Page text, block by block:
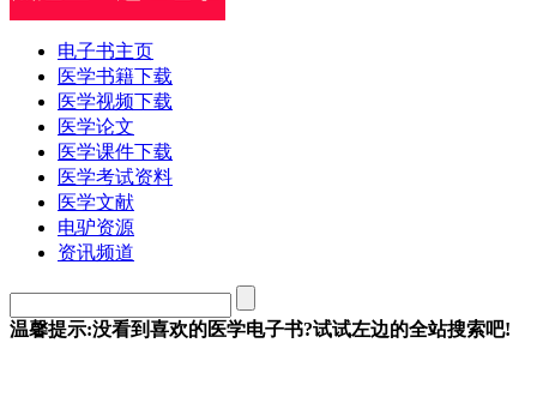
电子书主页
医学书籍下载
医学视频下载
医学论文
医学课件下载
医学考试资料
医学文献
电驴资源
资讯频道
温馨提示:没看到喜欢的医学电子书?试试左边的全站搜索吧!